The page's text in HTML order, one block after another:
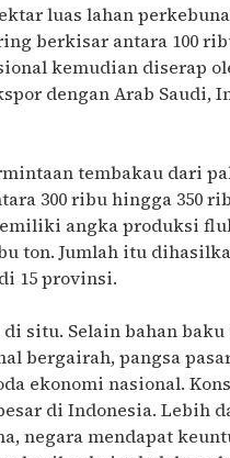
luas lahan
berkisar antara 100
kemudian diserap
dengan Arab Saudi,
tembakau dari
300 ribu hingga 350
angka produksi
ton. Jumlah itu
15 provinsi.
situ. Selain bahan
bergairah, pangsa
ekonomi nasional.
di Indonesia. Lebih
negara mendapat